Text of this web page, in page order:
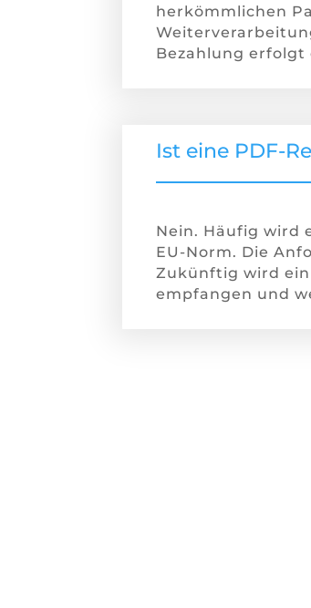
herkömmlichen
Bezahlung erfolgt
Ist eine PDF-
Nein. Häufig wird
EU-Norm. Die
Zukünftig wird
empfangen und